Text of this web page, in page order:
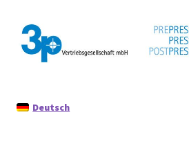
Zur
Navigation
springen
Zum
Inhalt
springen
Datenschutz
Deutsch